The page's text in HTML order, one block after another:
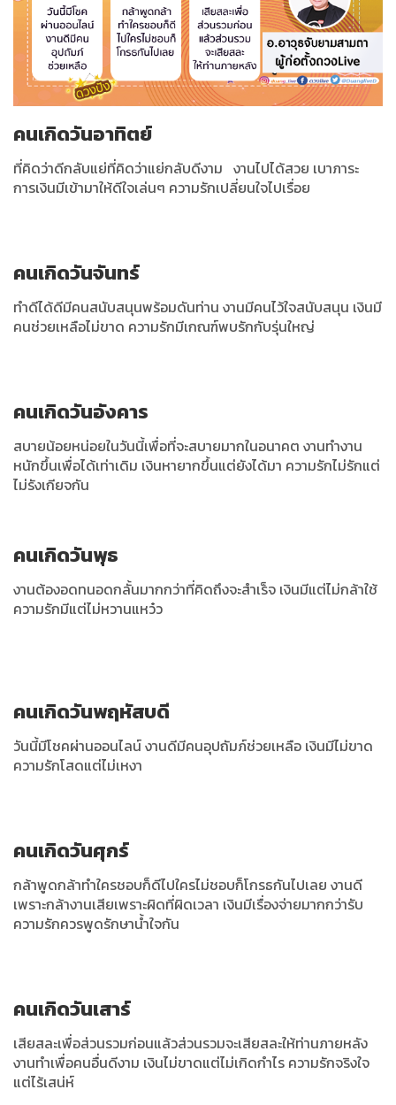
คนเกิดวันอาทิตย์
ที่คิดว่าดีกลับแย่ที่คิดว่าแย่กลับดีงาม งานไปได้สวย เบาภาระ
การเงินมีเข้ามาให้ดีใจเล่นๆ ความรักเปลี่ยนใจไปเรื่อย
คนเกิดวันจันทร์
ทำดีได้ดีมีคนสนับสนุนพร้อมดันท่าน งานมีคนไว้ใจสนับสนุน เงินมี
คนช่วยเหลือไม่ขาด ความรักมีเกณฑ์พบรักกับรุ่นใหญ่
คนเกิดวันอังคาร
สบายน้อยหน่อยในวันนี้เพื่อที่จะสบายมากในอนาคต งานทำงาน
หนักขึ้นเพื่อได้เท่าเดิม เงินหายากขึ้นแต่ยังได้มา ความรักไม่รักแต่
ไม่รังเกียจกัน
คนเกิดวันพุธ
งานต้องอดทนอดกลั้นมากกว่าที่คิดถึงจะสำเร็จ เงินมีแต่ไม่กล้าใช้
ความรักมีแต่ไม่หวานแหว๋ว
คนเกิดวันพฤหัสบดี
วันนี้มีโชคผ่านออนไลน์ งานดีมีคนอุปถัมภ์ช่วยเหลือ เงินมีไม่ขาด
ความรักโสดแต่ไม่เหงา
คนเกิดวันศุกร์
กล้าพูดกล้าทำใครชอบก็ดีไปใครไม่ชอบก็โกรธกันไปเลย งานดี
เพราะกล้างานเสียเพราะผิดที่ผิดเวลา เงินมีเรื่องจ่ายมากกว่ารับ
ความรักควรพูดรักษาน้ำใจกัน
คนเกิดวันเสาร์
เสียสละเพื่อส่วนรวมก่อนแล้วส่วนรวมจะเสียสละให้ท่านภายหลัง
งานทำเพื่อคนอื่นดีงาม เงินไม่ขาดแต่ไม่เกิดกำไร ความรักจริงใจ
แต่ไร้เสน่ห์